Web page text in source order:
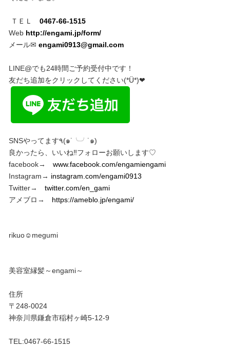
ＴＥＬ 0467-66-1515
Webhttp://engami.jp/form/
メール✉︎ engami0913@gmail.com
LINE@でも24時間ご予約受付中です！
友だち追加をクリックしてください(*Ü*)❤︎
SNSやってます٩(๑˙╰╯˙๑)
良かったら、いいね‼︎フォローお願いします♡
facebook→ www.facebook.com/engamiengami
Instagram→ instagram.com/engami0913
Twitter→ twitter.com/en_gami
アメブロ→
https://ameblo.jp/engami/
rikuo☺︎megumi
美容室縁髪～engami～
住所
〒248-0024
神奈川県鎌倉市稲村ヶ崎5-12-9
TEL:0467-66-1515